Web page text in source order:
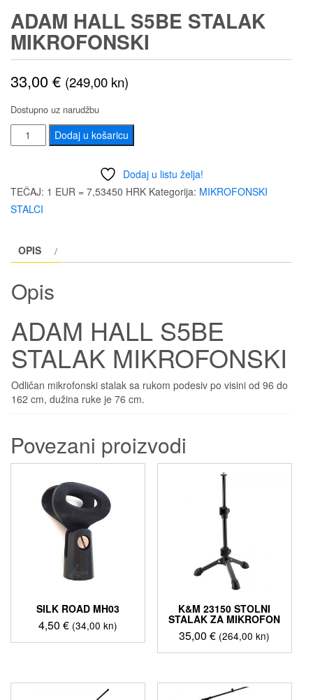
ADAM HALL S5BE STALAK
MIKROFONSKI
33,00€ (249,00 kn)
Dostupno uz narudžbu
ADAM
HALL
STALAK
MIKROFONSKI
Dodaj u košaricu
Dodaj u listu želja!
TEČAJ: 1 EUR = 7,53450 HRK Kategorija: MIKROFONSKI
STALCI
OPIS
Opis
ADAM HALL S5BE
STALAK MIKROFONSKI
Odličan mikrofonski stalak sa rukom podesiv po visini od 96 do
162 cm, dužina ruke je 76 cm.
Povezani proizvodi
SILK ROAD MH03
4,50€ (34,00 kn)
K&M 23150 STOLNI
STALAK ZA MIKROFON
35,00€ (264,00 kn)